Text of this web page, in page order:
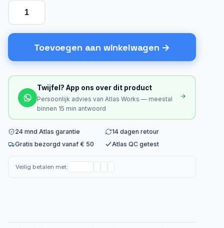
Toevoegen aan winkelwagen
Twijfel? App ons over dit product
Persoonlijk advies van Atlas Works — meestal
binnen 15 min antwoord
24 mnd Atlas garantie
14 dagen retour
Gratis bezorgd vanaf € 50
Atlas QC getest
Veilig betalen met: